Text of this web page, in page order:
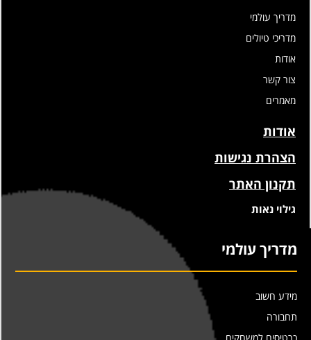
מדריך עולמי
מדריכי טיולים
אודות
צור קשר
מאמרים
אודות
הצהרת נגישות
תקנון האתר
גילוי נאות
מדריך עולמי
מידע חשוב
תחבורה